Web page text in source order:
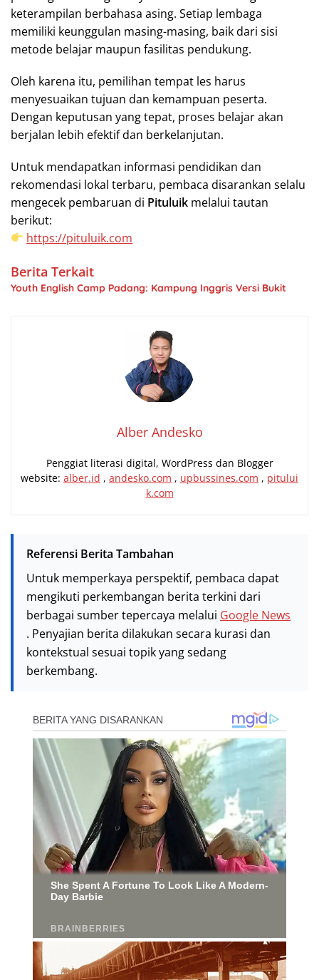
keterampilan berbahasa asing. Setiap lembaga
memiliki keunggulan masing-masing, baik dari sisi
metode belajar maupun fasilitas pendukung.
Oleh karena itu, pemilihan tempat les harus
menyesuaikan tujuan dan kemampuan peserta.
Dengan keputusan yang tepat, proses belajar akan
berjalan lebih efektif dan berkelanjutan.
Untuk mendapatkan informasi pendidikan dan
rekomendasi lokal terbaru, pembaca disarankan selalu
mengecek pembaruan di Pituluik melalui tautan
berikut:
https://pituluik.com
Berita Terkait
Youth English Camp Padang: Kampung Inggris Versi Bukit
Alber Andesko
Penggiat literasi digital, WordPress dan Blogger
website: alber.id , andesko.com , upbussines.com , pitului
k.com
Referensi Berita Tambahan
Untuk memperkaya perspektif, pembaca dapat
mengikuti perkembangan berita terkini dari
berbagai sumber tepercaya melalui Google News
. Penyajian berita dilakukan secara kurasi dan
kontekstual sesuai topik yang sedang
berkembang.